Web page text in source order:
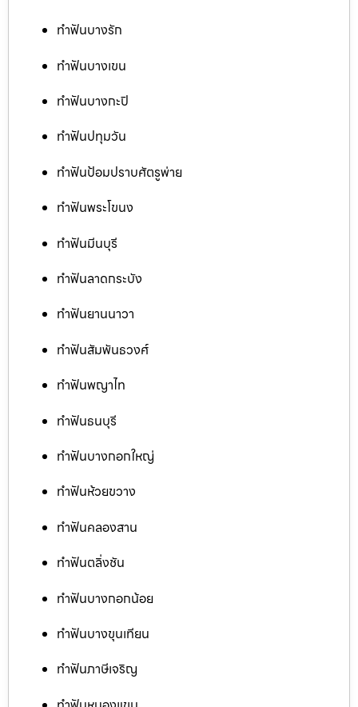
ทำฟันบางรัก
ทำฟันบางเขน
ทำฟันบางกะปิ
ทำฟันปทุมวัน
ทำฟันป้อมปราบศัตรูพ่าย
ทำฟันพระโขนง
ทำฟันมีนบุรี
ทำฟันลาดกระบัง
ทำฟันยานนาวา
ทำฟันสัมพันธวงศ์
ทำฟันพญาไท
ทำฟันธนบุรี
ทำฟันบางกอกใหญ่
ทำฟันห้วยขวาง
ทำฟันคลองสาน
ทำฟันตลิ่งชัน
ทำฟันบางกอกน้อย
ทำฟันบางขุนเทียน
ทำฟันภาษีเจริญ